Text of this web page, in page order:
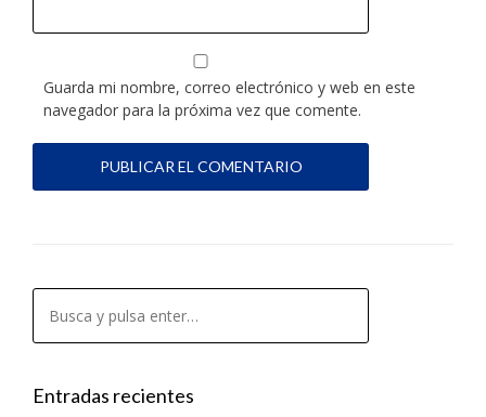
Guarda mi nombre, correo electrónico y web en este
navegador para la próxima vez que comente.
Entradas recientes